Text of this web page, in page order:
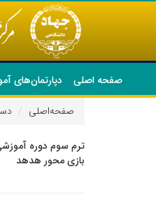
صفحه اصلی دپارتمان‌های
صفحه‌اصلی
ترم سوم دوره
بازی محور هدهد